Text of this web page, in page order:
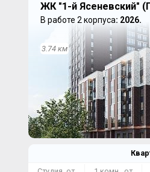
ЖК "1-й Ясеневский"
В работе 2 корпуса: 2026.
3.74 км